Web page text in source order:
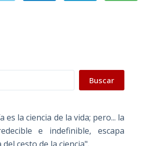
Buscar
es la ciencia de la vida; pero... la
e indefinible, escapa